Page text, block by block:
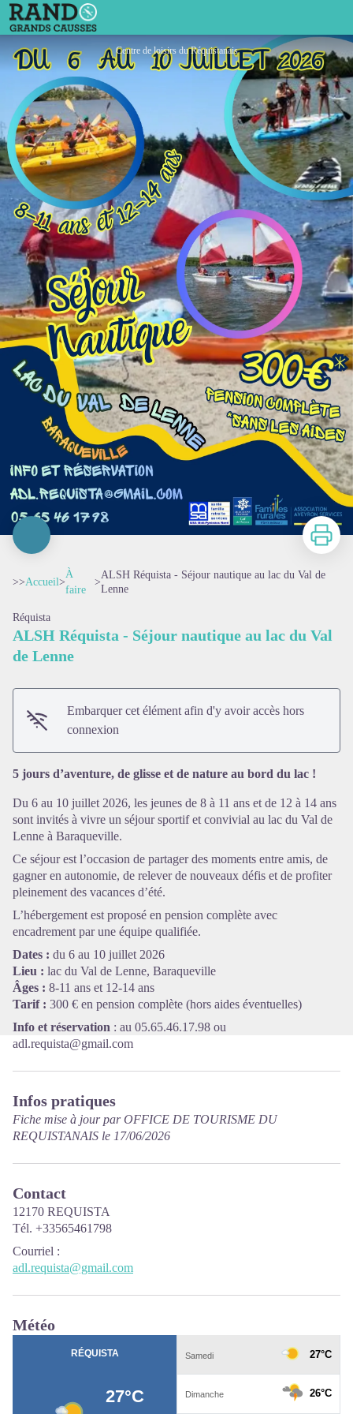
ALSH Réquista - Séjour nautique au lac du Val de Lenne
Centre de loisirs du Réquistanais
Imprimer
>>Accueil>
À
faire
>
ALSH Réquista - Séjour nautique au lac du Val de
Lenne
Réquista
ALSH Réquista - Séjour nautique au lac du Val
de Lenne
Embarquer cet élément afin d'y avoir accès hors
connexion
5 jours d’aventure, de glisse et de nature au bord du lac !
Du 6 au 10 juillet 2026, les jeunes de 8 à 11 ans et de 12 à 14 ans
sont invités à vivre un séjour sportif et convivial au lac du Val de
Lenne à Baraqueville.
Ce séjour est l’occasion de partager des moments entre amis, de
gagner en autonomie, de relever de nouveaux défis et de profiter
pleinement des vacances d’été.
L’hébergement est proposé en pension complète avec
encadrement par une équipe qualifiée.
Dates : du 6 au 10 juillet 2026
Lieu : lac du Val de Lenne, Baraqueville
Âges : 8-11 ans et 12-14 ans
Tarif : 300 € en pension complète (hors aides éventuelles)
Info et réservation : au 05.65.46.17.98 ou
adl.requista@gmail.com
Infos pratiques
Fiche mise à jour par OFFICE DE TOURISME DU
REQUISTANAIS le 17/06/2026
Contact
12170 REQUISTA
Tél. +33565461798
Courriel :
adl.requista@gmail.com
Météo